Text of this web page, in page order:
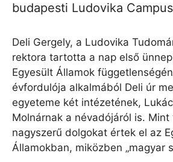
budapesti Ludovika
Deli Gergely, a Ludovika
rektora tartotta a nap első
Egyesült Államok
évfordulója alkalmából Deli úr
egyeteme két intézetének,
Molnárnak a névadójáról is.
nagyszerű dolgokat értek el az
Államokban, miközben „magyar